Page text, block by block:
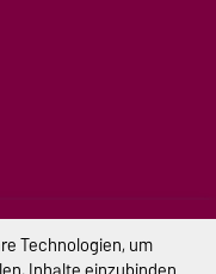
Technologien, um